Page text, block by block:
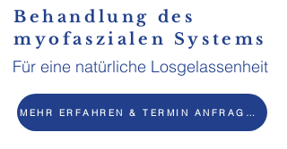
Behandlung des
myofaszialen Systems
Für eine natürliche Losgelassenheit
MEHR ERFAHREN & TERMIN ANFRAGEN